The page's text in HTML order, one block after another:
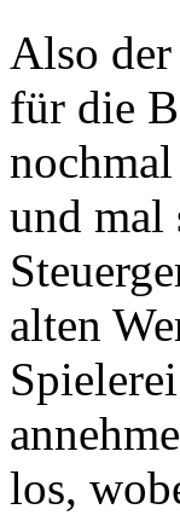
Also
für die
und mal
alten
los,